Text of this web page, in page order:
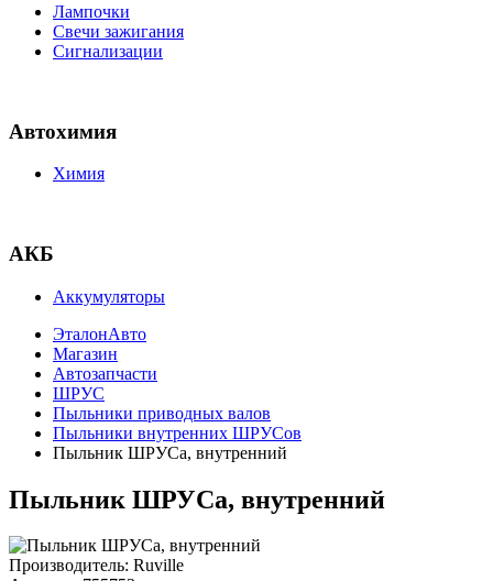
Лампочки
Свечи зажигания
Сигнализации
Автохимия
Химия
АКБ
Аккумуляторы
ЭталонАвто
Магазин
Автозапчасти
ШРУС
Пыльники приводных валов
Пыльники внутренних ШРУСов
Пыльник ШРУСа, внутренний
Пыльник ШРУСа, внутренний
Производитель: Ruville